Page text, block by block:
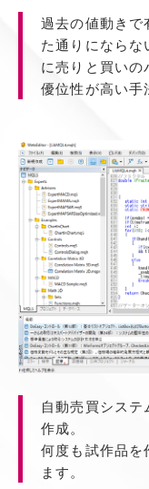
過去の値動きで
た通りにならな
に売りと買い
優位性が高い手
自動売買シス
作成。
何度も試作品を
ます。